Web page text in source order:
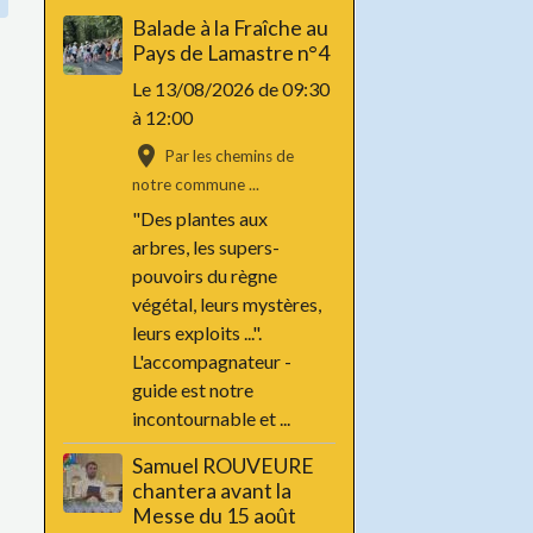
Balade à la Fraîche au
Pays de Lamastre n°4
Le 13/08/2026de 09:30
à 12:00
Par les chemins de
notre commune ...
"Des plantes aux
arbres, les supers-
pouvoirs du règne
végétal, leurs mystères,
leurs exploits ...".
L'accompagnateur -
guide est notre
incontournable et ...
Samuel ROUVEURE
chantera avant la
Messe du 15 août